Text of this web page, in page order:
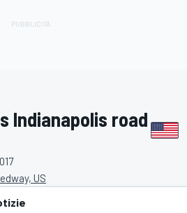
Indianapolis road
US